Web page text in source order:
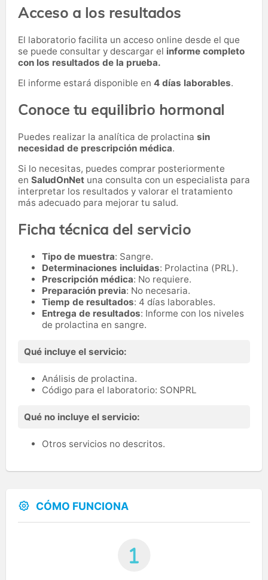
Acceso a los resultados
El laboratorio facilita un acceso online desde el que
se puede consultar y descargar el informe completo
con los resultados de la prueba.
El informe estará disponible en 4 días laborables.
Conoce tu equilibrio hormonal
Puedes realizar la analítica de prolactina sin
necesidad de prescripción médica.
Si lo necesitas, puedes comprar posteriormente
en SaludOnNet una consulta con un especialista para
interpretar los resultados y valorar el tratamiento
más adecuado para mejorar tu salud.
Ficha técnica del servicio
Tipo de muestra: Sangre.
Determinaciones incluidas: Prolactina (PRL).
Prescripción médica: No requiere.
Preparación previa: No necesaria.
Tiemp de resultados: 4 días laborables.
Entrega de resultados: Informe con los niveles
de prolactina en sangre.
Qué incluye el servicio:
Análisis de prolactina.
Código para el laboratorio: SONPRL
Qué no incluye el servicio:
Otros servicios no descritos.
CÓMO FUNCIONA